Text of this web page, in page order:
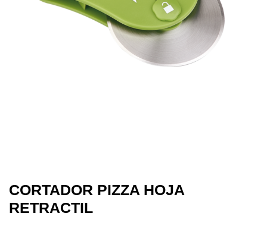
CORTADOR PIZZA HOJA
RETRACTIL